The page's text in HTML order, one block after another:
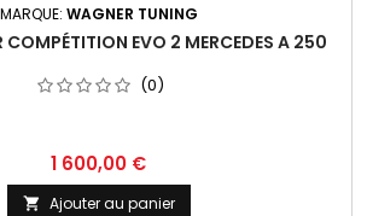
MARQUE: WAGNER TUNING
COMPÉTITION EVO 2 MERCEDES A 250
(0)
Prix
1 600,00 €
 Ajouter au panier